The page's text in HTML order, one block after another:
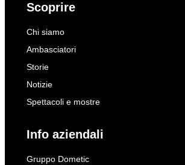
Scoprire
Chi siamo
Ambasciatori
Storie
Notizie
Spettacoli e mostre
Info aziendali
Gruppo Dometic